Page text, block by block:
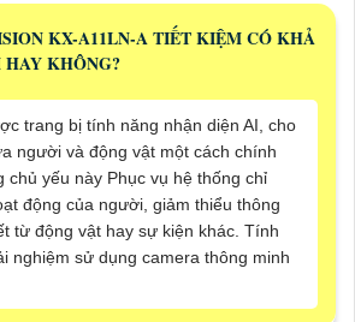
KX-A11LN-A TIẾT KIỆM CÓ KHẢ
KHÔNG?
trang bị tính năng nhận diện AI, cho
người và động vật một cách chính
chủ yếu này Phục vụ hệ thống chỉ
động của người, giảm thiểu thông
từ động vật hay sự kiện khác. Tính
nghiệm sử dụng camera thông minh